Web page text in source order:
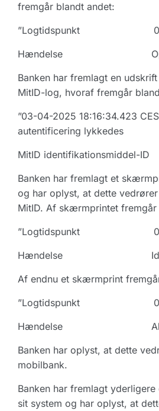
fremgår blandt andet:
”Logtidspunkt
Hændelse
Banken har fremlagt en
MitID-log, hvoraf fremgår
”03-04-2025
autentificering lykkedes
MitID
Banken har fremlagt et
og har oplyst, at dette
MitID. Af skærmprintet fremgår
”Logtidspunkt
Hændelse
Af endnu et skærmprint
”Logtidspunkt
Hændelse
Banken har oplyst, at dette
mobilbank.
Banken har fremlagt
sit system og har oplyst, at